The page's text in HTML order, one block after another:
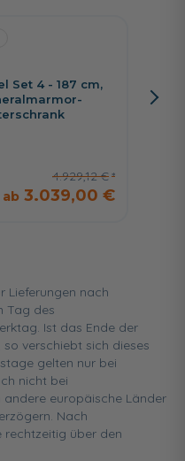
Set 4 - 187 cm,
4.929,12 €
3.039,00 €
Lieferungen nach
Tag des
Ist das Ende der
verschiebt sich dieses
gelten nur bei
nicht bei
andere europäische Länder
Nach
rechtzeitig über den